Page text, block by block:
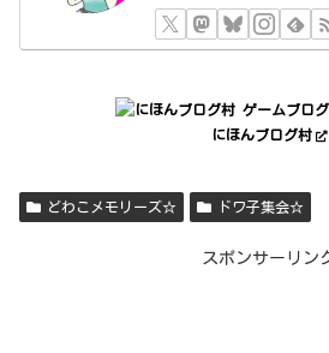
にほんブログ村
どわこメモリーズ☆ ドワ子集会☆
スポンサーリン